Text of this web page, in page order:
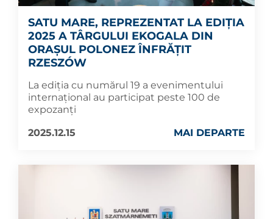
SATU MARE, REPREZENTAT LA EDIȚIA
2025 A TÂRGULUI EKOGALA DIN
ORAȘUL POLONEZ ÎNFRĂȚIT
RZESZÓW
La ediția cu numărul 19 a evenimentului
internațional au participat peste 100 de
expozanți
2025.12.15
MAI DEPARTE